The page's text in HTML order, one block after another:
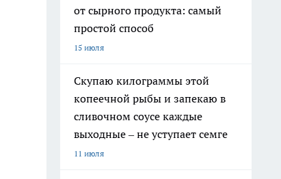
от сырного продукта: самый
простой способ
15 июля
Скупаю килограммы этой
копеечной рыбы и запекаю в
сливочном соусе каждые
выходные – не уступает семге
11 июля